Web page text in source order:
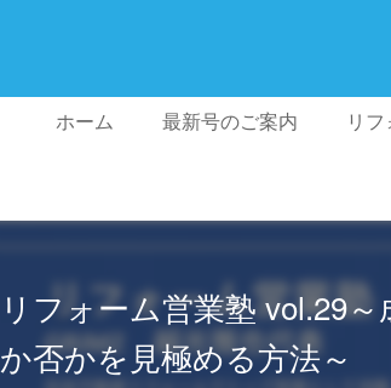
ホーム 最新号のご案内 リ
リフォーム営業塾 vol.29
か否かを見極める方法～